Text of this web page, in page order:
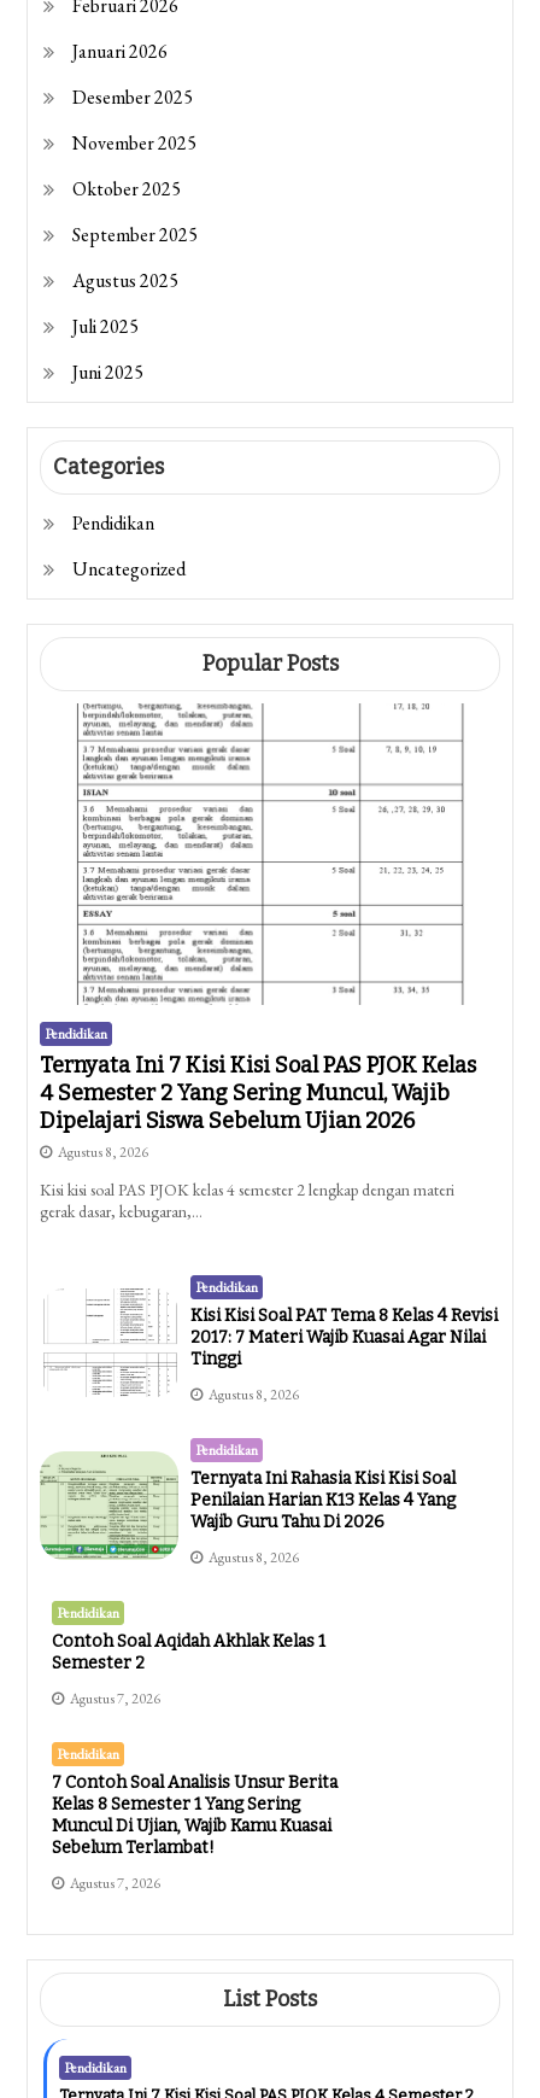
Januari 2026
Desember 2025
November 2025
Oktober 2025
September 2025
Agustus 2025
Juli 2025
Juni 2025
Categories
Pendidikan
Uncategorized
Popular Posts
Pendidikan
Ternyata Ini 7 Kisi Kisi Soal PAS PJOK Kelas
4 Semester 2 Yang Sering Muncul, Wajib
Dipelajari Siswa Sebelum Ujian 2026
Agustus 8, 2026
Kisi kisi soal PAS PJOK kelas 4 semester 2 lengkap dengan materi
gerak dasar, kebugaran,…
Pendidikan
Kisi Kisi Soal PAT Tema 8 Kelas 4 Revisi
2017: 7 Materi Wajib Kuasai Agar Nilai
Tinggi
Agustus 8, 2026
Pendidikan
Ternyata Ini Rahasia Kisi Kisi Soal
Penilaian Harian K13 Kelas 4 Yang
Wajib Guru Tahu Di 2026
Agustus 8, 2026
Pendidikan
Contoh Soal Aqidah Akhlak Kelas 1
Semester 2
Agustus 7, 2026
Pendidikan
7 Contoh Soal Analisis Unsur Berita
Kelas 8 Semester 1 Yang Sering
Muncul Di Ujian, Wajib Kamu Kuasai
Sebelum Terlambat!
Agustus 7, 2026
List Posts
Pendidikan